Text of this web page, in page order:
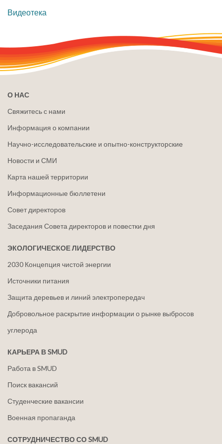
Видеотека
О НАС
Свяжитесь с нами
Информация о компании
Научно-исследовательские и опытно-конструкторские
Новости и СМИ
Карта нашей территории
Информационные бюллетени
Совет директоров
Заседания Совета директоров и повестки дня
ЭКОЛОГИЧЕСКОЕ ЛИДЕРСТВО
2030 Концепция чистой энергии
Источники питания
Защита деревьев и линий электропередач
Добровольное раскрытие информации о рынке выбросов
углерода
КАРЬЕРА В SMUD
Работа в SMUD
Поиск вакансий
Студенческие вакансии
Военная пропаганда
СОТРУДНИЧЕСТВО СО SMUD